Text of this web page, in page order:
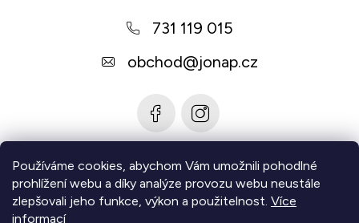
Používáme cookies, abychom Vám umožnili pohodlné
prohlížení webu a díky analýze provozu webu neustále
zlepšovali jeho funkce, výkon a použitelnost. Více
informací
731 119 015
obchod@jonap.cz
Informace pro vás